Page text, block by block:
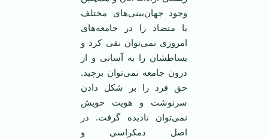
وجود جهان‌بینی‌های مختلف
یا متضاد را در جامعه‌های
امروزی نمی‌توان نفی کرد و
بساطشان را به آسانی و از
درون جامعه نمی‌توان برچید.
حق فرد را بر شکل دادن
سرنوشت و هویت خویش
نمی‌توان نادیده گرفت. در
اصل دمکراسی و